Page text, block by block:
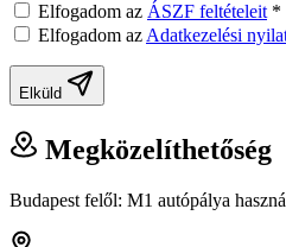
Elfogadom az ÁSZF feltételeit *
Elfogadom azAdatkezelési
Elküld
Megközelíthetőség
Budapest felől: M1 autópálya